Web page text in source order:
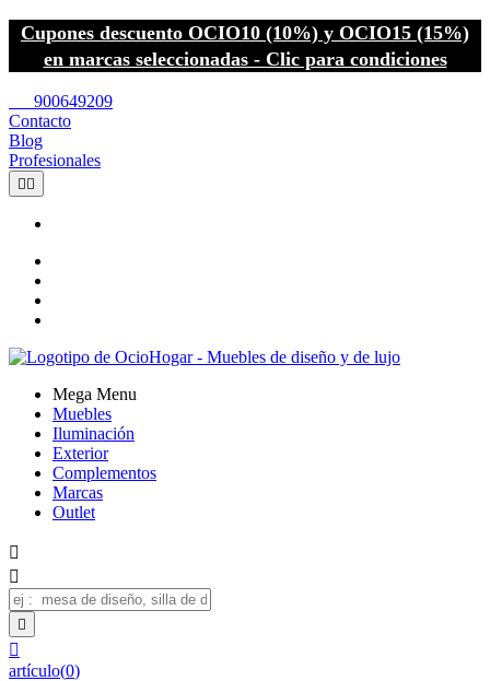
Cupones descuento OCIO10 (10%) y OCIO15 (15%)
en marcas seleccionadas - Clic para condiciones
900649209
Contacto
Blog
Profesionales
 
Mega Menu
Muebles
Iluminación
Exterior
Complementos
Marcas
Outlet




artículo(0)